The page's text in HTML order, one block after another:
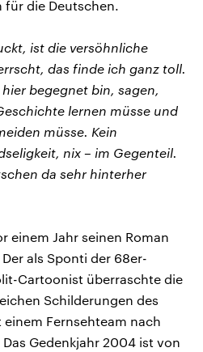
für die Deutschen.
ist die versöhnliche
das finde ich ganz toll.
begegnet bin, sagen,
lernen müsse und
müsse. Kein
nix – im Gegenteil.
da sehr hinterher
einem Jahr seinen Roman
als Sponti der 68er-
Cartoonist überraschte die
Schilderungen des
Fernsehteam nach
Gedenkjahr 2004 ist von